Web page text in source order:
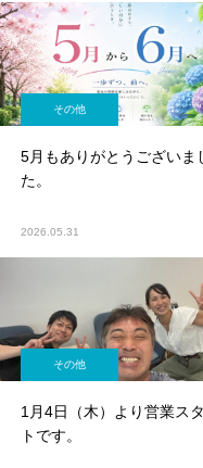
その他
5月もありがとうございま
た。
2026.05.31
その他
1月4日（木）より営業ス
トです。